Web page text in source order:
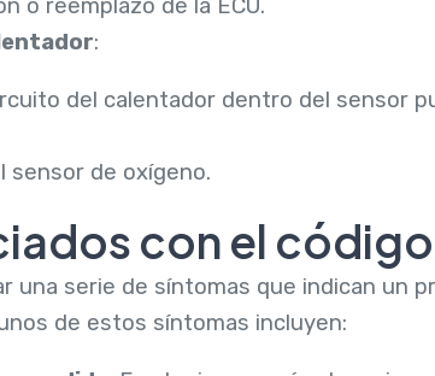
o reemplazo de la ECU.
:
del calentador dentro del sensor
sensor de oxígeno.
con el
una serie de síntomas que indican un
de estos síntomas incluyen: